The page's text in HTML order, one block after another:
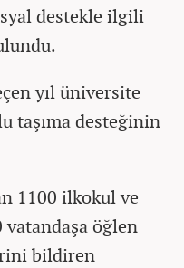
destekle ilgili
yıl üniversite
taşıma desteğinin
1100 ilkokul ve
öğlen
bildiren